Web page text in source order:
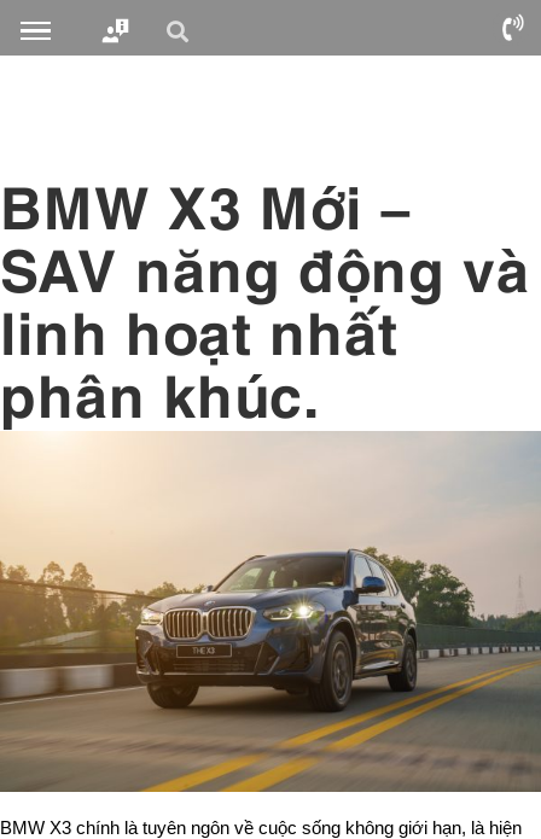
BMW X3 Mới –
SAV năng động và
linh hoạt nhất
phân khúc.
BMW X3 chính là tuyên ngôn về cuộc sống không giới hạn, là hiện